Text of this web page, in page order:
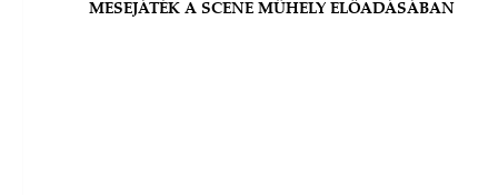
MESEJÁTÉK A SCENE MŰHELY ELŐADÁSÁBAN